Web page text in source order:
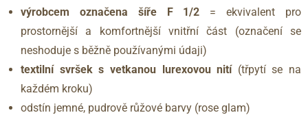
výrobcem označena šíře F 1/2 = ekvivalent pro
prostornější a komfortnější vnitřní část (označení se
neshoduje s běžně používanými údaji)
textilní svršek s vetkanou lurexovou nití(třpytí se na
každém kroku)
odstín jemné, pudrově růžové barvy (rose glam)